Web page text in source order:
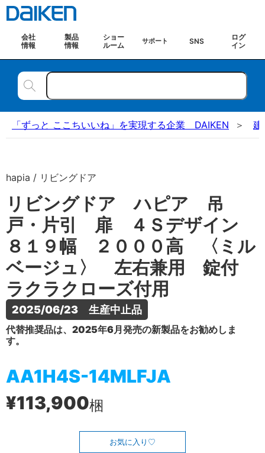
会社
情報
製品
情報
ショー
ルーム
サポート SNS
ログ
イン
「ずっと ここちいいね」を実現する企業 DAIKEN 建
hapia / リビングドア
リビングドア ハピア 吊
戸・片引 扉 ４Ｓデザイン
８１９幅 ２０００高 〈ミル
ベージュ〉 左右兼用 錠付
ラクラクローズ付用
2025/06/23　生産中止品
代替推奨品は、2025年6月発売の新製品をお勧めしま
す。
AA1H4S-14MLFJA
¥113,900梱
お気に入り